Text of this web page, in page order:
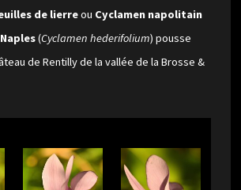
de lierreou Cyclamen napolitain
(Cyclamen hederifolium) pousse
de Rentilly de la vallée de la Brosse &